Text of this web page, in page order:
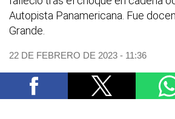
Autopista Panamericana. Fue
Grande.
22 DE FEBRERO DE 2023 - 11:36